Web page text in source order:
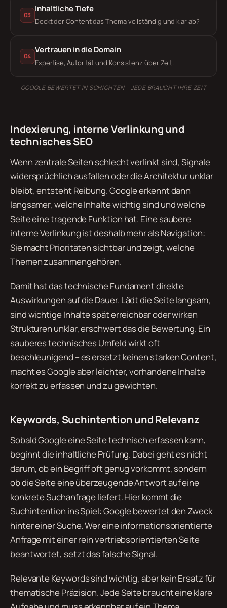
03
Inhaltliche Tiefe
Deckt der Content das Thema vollständig und klar ab?
04
Vertrauen in die Domain
Expertise, Autorität und Konsistenz über Zeit.
GOOGLE BEWERTET IN SCHICHTEN – JEDE BRAUCHT IHRE ZEIT
Indexierung, interne Verlinkung und
technisches SEO
Wenn zentrale Seiten schlecht verlinkt sind, Signale
widersprüchlich ausfallen oder die Architektur unklar
bleibt, entsteht Reibung. Google erkennt dann
langsamer, welche Inhalte wichtig sind und welche
Seite eine tragende Funktion hat. Eine saubere
interne Verlinkung ist deshalb mehr als Navigation:
Sie macht Prioritäten sichtbar und zeigt, welche
Themen zusammengehören.
Damit hat das technische Fundament direkte
Auswirkungen auf die Dauer. Lädt die Seite langsam,
sind wichtige Inhalte spät erreichbar oder wirken
Strukturen unklar, erschwert das die Bewertung. Ein
sauberes technisches Umfeld wirkt oft
beschleunigend – es ersetzt keinen starken Content,
macht es Google aber leichter, vorhandene Inhalte
korrekt zu erfassen und zu gewichten.
Keywords, Suchintention und Relevanz
Sobald Google eine Seite technisch erfassen kann,
beginnt die inhaltliche Prüfung. Dabei geht es nicht
darum, ob ein Begriff oft genug vorkommt, sondern
ob die Seite eine überzeugende Antwort auf eine
konkrete Suchanfrage liefert. Hier kommt die
Suchintention ins Spiel: Google bewertet den Zweck
hinter einer Suche. Wer eine informationsorientierte
Anfrage mit einer rein vertriebsorientierten Seite
beantwortet, setzt das falsche Signal.
Relevante Keywords sind wichtig, aber kein Ersatz für
thematische Präzision. Jede Seite braucht eine klare